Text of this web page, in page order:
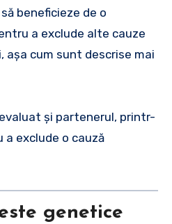
beneficieze de o
a exclude alte cauze
cum sunt descrise mai
și partenerul, printr-
a exclude o cauză
genetice